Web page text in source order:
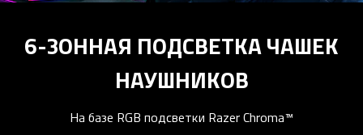
6-ЗОННАЯ ПОДСВЕТКА ЧАШЕК
НАУШНИКОВ
На базе RGB подсветки Razer Chroma™